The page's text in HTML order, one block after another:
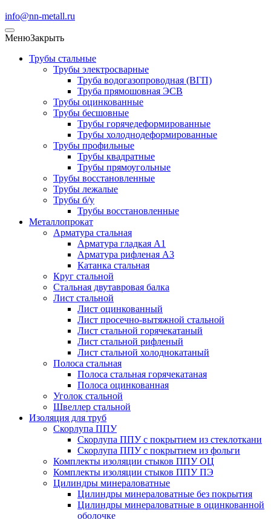
info@nn-metall.ru
МенюЗакрыть
Трубы стальные
Трубы электросварные
Труба водогазопроводная (ВГП)
Труба прямошовная ЭСВ
Трубы оцинкованные
Трубы бесшовные
Трубы горячедеформированные
Трубы холоднодеформированные
Трубы профильные
Трубы квадратные
Трубы прямоугольные
Трубы восстановленные
Трубы лежалые
Трубы б/у
Трубы восстановленные
Металлопрокат
Арматура стальная
Арматура гладкая А1
Арматура рифленая А3
Катанка стальная
Круг стальной
Стальная двутавровая балка
Лист стальной
Лист оцинкованный
Лист просечно-вытяжной стальной
Лист стальной горячекатаный
Лист стальной рифленый
Лист стальной холоднокатаный
Полоса стальная
Полоса стальная горячекатаная
Полоса оцинкованная
Уголок стальной
Швеллер стальной
Изоляция для труб
Скорлупа ППУ
Скорлупа ППУ с покрытием из стеклоткани
Скорлупа ППУ с покрытием из фольги
Комплекты изоляции стыков ППУ ОЦ
Комплекты изоляции стыков ППУ ПЭ
Цилиндры минераловатные
Цилиндры минераловатные без покрытия
Цилиндры минераловатные в оцинкованной
оболочке